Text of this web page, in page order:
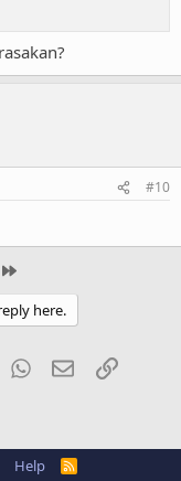
#10
here.
TumblrWhatsApp
EmailLink
Help
R